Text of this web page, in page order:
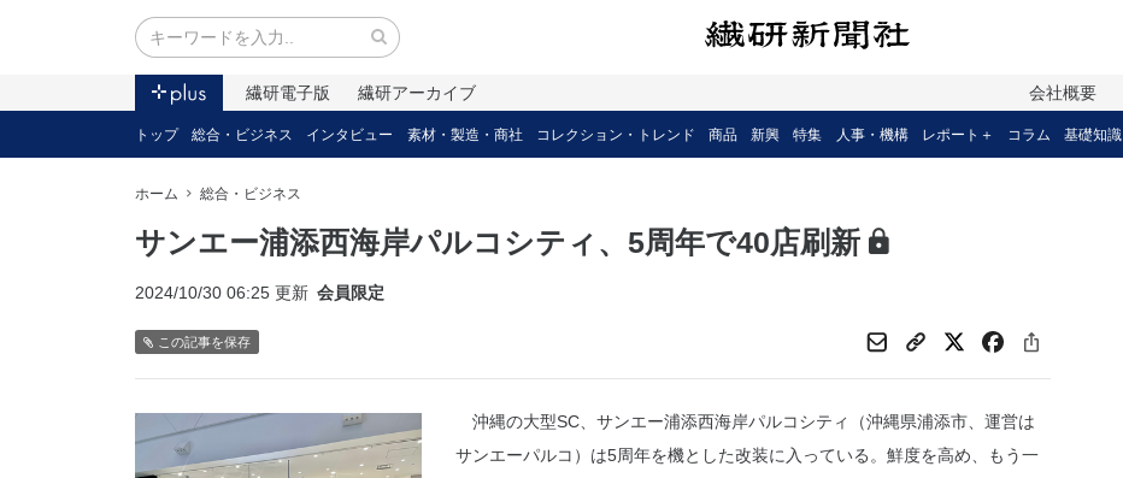
繊研電子版 繊研アーカイブ 会社概要
トップ 総合・ビジネス インタビュー 素材・製造・商社 コレクション・トレンド 商品 新興 特集 人事・機構 レポート＋ コラム 基礎知識
ホーム 総合・ビジネス
サンエー浦添西海岸パルコシティ、5周年で40店刷新
2024/10/30 06:25 更新 会員限定
この記事を保存
沖縄の大型SC、サンエー浦添西海岸パルコシティ（沖縄県浦添市、運営は
サンエーパルコ）は5周年を機とした改装に入っている。鮮度を高め、もう一